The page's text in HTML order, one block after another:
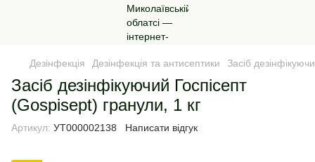
Дезінфекція Дезінфекція та антисептики Засіб
Засіб дезінфікуючий Госпісепт
(Gospisept) гранули, 1 кг
Артикул: УТ000002138 Написати відгук